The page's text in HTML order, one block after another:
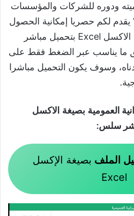
ودوره للشركات والمؤسسات
يقدم لكم حصريا إمكانية الحصول
على هذا النموذج بصيغة الاكسل Excel بتحميل مباشر
ما يناسب عبر الضغط فقط على
وسوف يكون التحميل مباشرا
العمومية بصيغة الاكسل
سلس:
الملف بصيغة الإكسل
Excel